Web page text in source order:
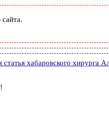
статья хабаровского хирурга